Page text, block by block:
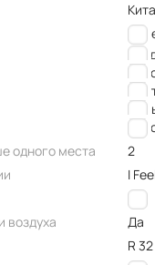
одного места
2
I
Нет
воздуха
Да
R 32